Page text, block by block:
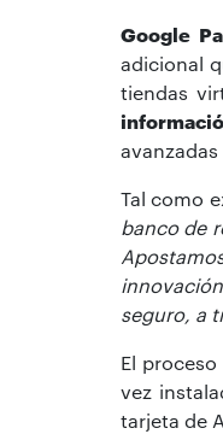
Google
adicional
tiendas
Tal como
banco de
seguro, a
El
vez
tarjeta de